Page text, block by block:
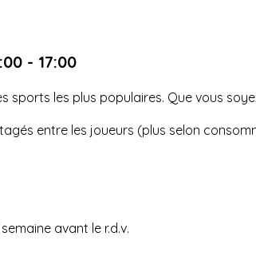
- 17:00
sports les plus populaires. Que vous
entre les joueurs (plus selon
avant le r.d.v.